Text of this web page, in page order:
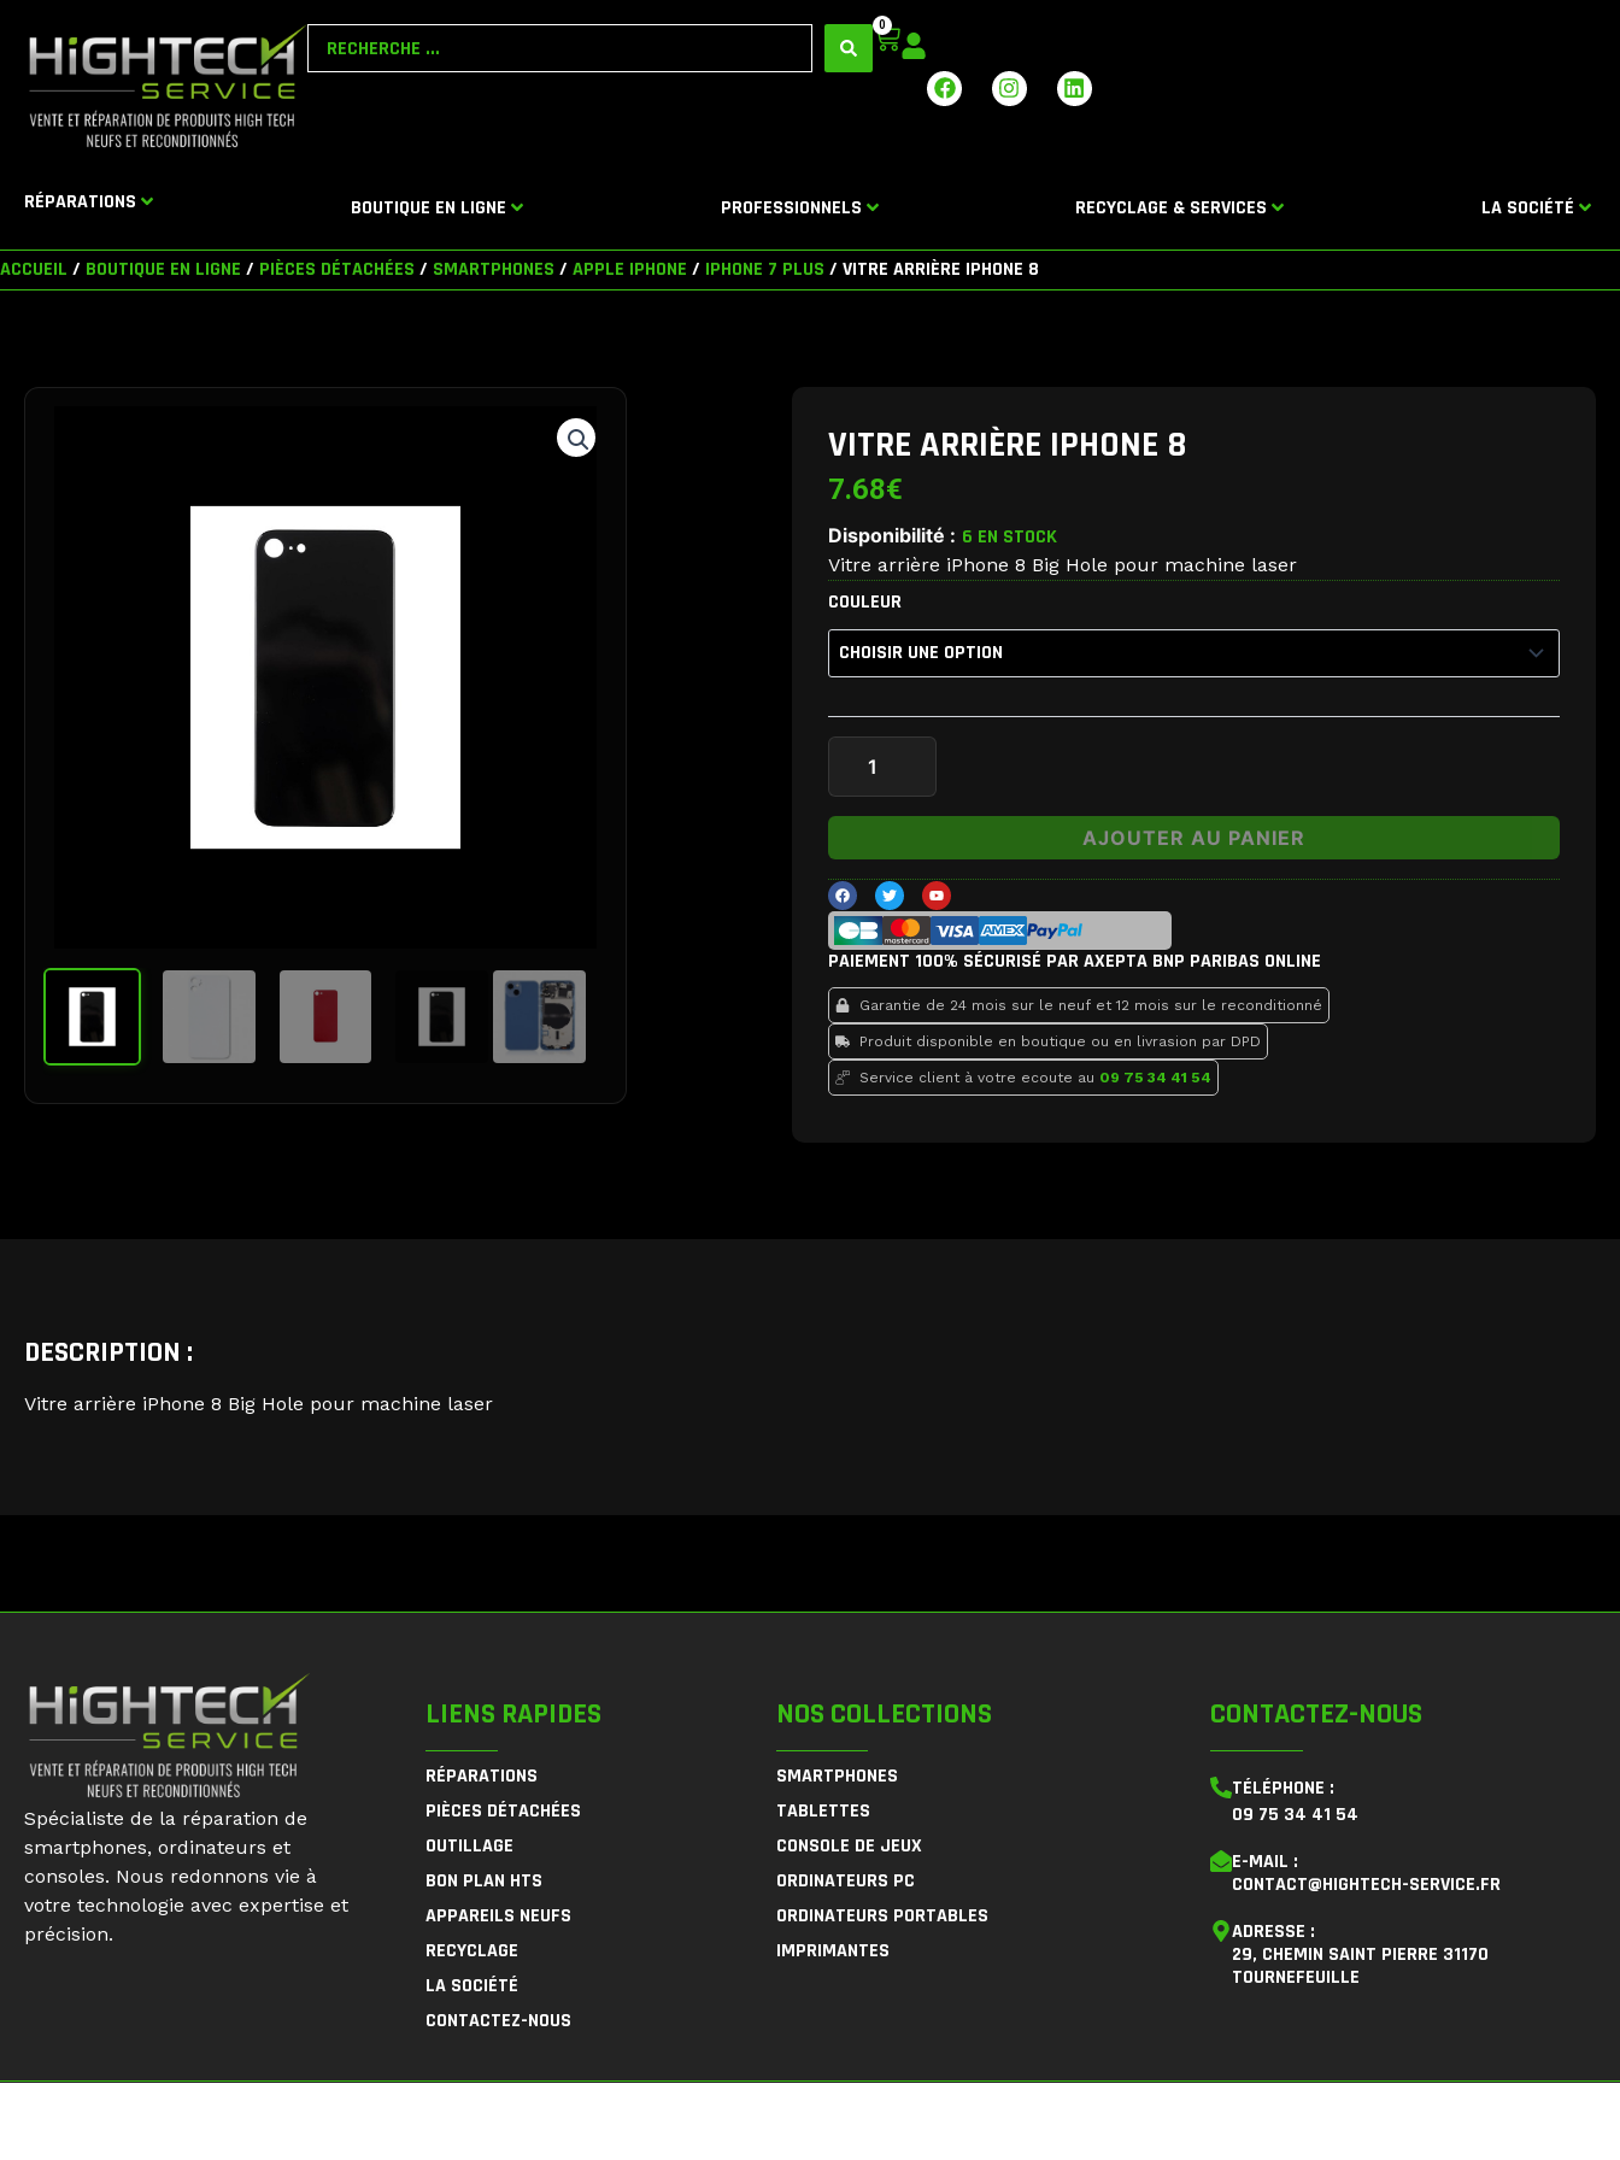
contenu
0
Panier
F
a
I
n
m
L
i
i
RÉPARATIONS BOUTIQUE EN LIGNE PROFESSIONNELS RECYCLAGE & SERVICES LA SOCIÉTÉ
ACCUEIL / BOUTIQUE EN LIGNE / PIÈCES DÉTACHÉES / SMARTPHONES / APPLE IPHONE / IPHONE 7 PLUS / VITRE ARRIÈRE IPHONE 8
VITRE ARRIÈRE IPHONE 8
7.68€
Disponibilité : 6 EN STOCK
Vitre arrière iPhone 8 Big Hole pour machine laser
COULEUR
quantité
Vitre
arrière
8
AJOUTER AU PANIER
F
a
c
e
b
o
o
k
T
w
i
t
t
e
r
Y
o
u
t
u
b
e
PAIEMENT 100% SÉCURISÉ PAR AXEPTA BNP PARIBAS ONLINE
Garantie de 24 mois sur le neuf et 12 mois sur le reconditionné
Produit disponible en boutique ou en livrasion par DPD
Service client à votre ecoute au 09 75 34 41 54
DESCRIPTION :
Vitre arrière iPhone 8 Big Hole pour machine laser
Spécialiste de la réparation de
smartphones, ordinateurs et
consoles. Nous redonnons vie à
votre technologie avec expertise et
précision.
LIENS RAPIDES
RÉPARATIONS
PIÈCES DÉTACHÉES
OUTILLAGE
BON PLAN HTS
APPAREILS NEUFS
RECYCLAGE
LA SOCIÉTÉ
CONTACTEZ-NOUS
NOS COLLECTIONS
SMARTPHONES
TABLETTES
CONSOLE DE JEUX
ORDINATEURS PC
ORDINATEURS PORTABLES
IMPRIMANTES
CONTACTEZ-NOUS
TÉLÉPHONE :
09 75 34 41 54
E-MAIL :
CONTACT@HIGHTECH-SERVICE.FR
ADRESSE :
29, CHEMIN SAINT PIERRE 31170
TOURNEFEUILLE